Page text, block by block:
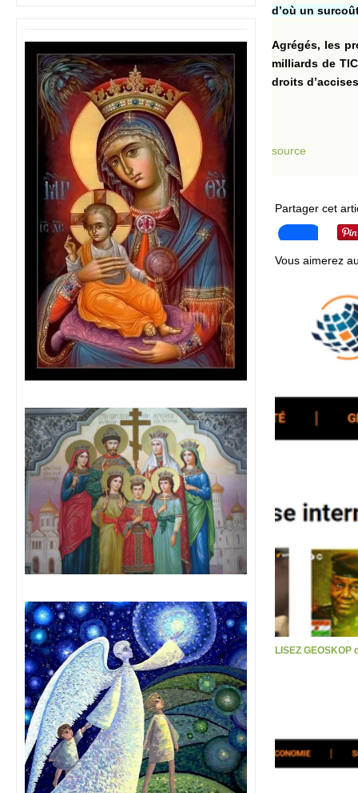
d’où un
Agrégés, les
milliards de
droits
source
Partager cet
Vous aimerez
LISEZ GEOSKOP